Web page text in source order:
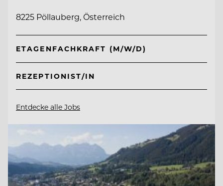
8225 Pöllauberg, Österreich
ETAGENFACHKRAFT (M/W/D)
REZEPTIONIST/IN
Entdecke alle Jobs